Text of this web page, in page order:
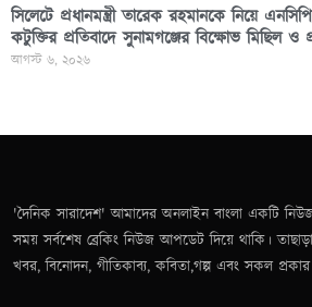
সিলেটে প্রধানমন্ত্রী তারেক রহমানকে নিয়ে
কটুক্তির প্রতিবাদে সুনামগঞ্জের বিক্ষোভ মিছিল ও
আগস্ট ৬, ২০২৬
'দৈনিক সারাদেশ' আমাদের অনলাইন বাংলা একটি
সময় সর্বশেষ ব্রেকিং নিউজ আপডেট দিয়ে থাকি।
খবর, বিনোদন, গীতিকাব্য, কবিতা,গল্প এবং সকল প্রকার